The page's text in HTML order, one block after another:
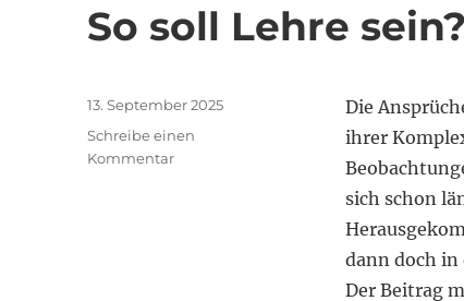
So soll Lehre sein?
Die
ihrer
sich schon
dann doch
Der Beitrag
Veröffentlicht
am
13. September 2025
Schreibe einen
Kommentarzu